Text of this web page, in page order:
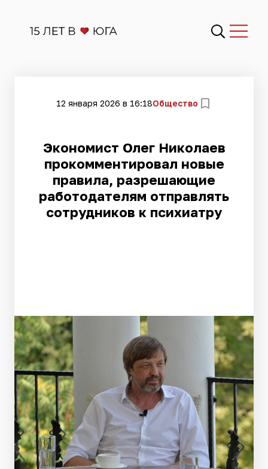
12 января 2026 в 16:18Общество
Экономист Олег Николаев
прокомментировал новые
правила, разрешающие
работодателям отправлять
сотрудников к психиатру